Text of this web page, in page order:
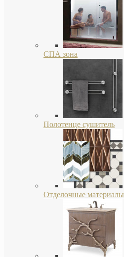
СПА зона
Полотенце сушитель
Отделочные материалы